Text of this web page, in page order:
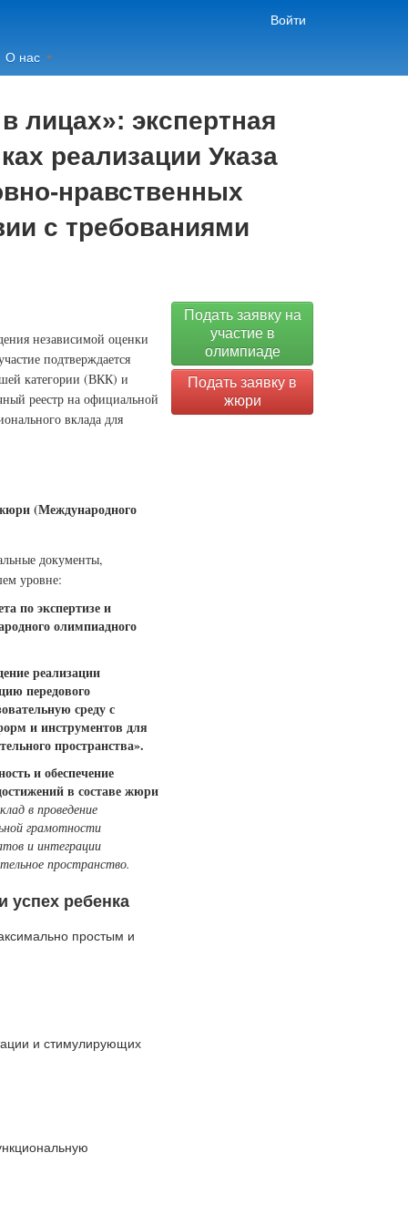
Войти
О нас
лицах»: экспертная
реализации Указа
нравственных
с требованиями
независимой оценки
подтверждается
категории (ВКК) и
реестр на официальной
вклада для
(Международного
документы,
уровне:
по экспертизе и
олимпиадного
реализации
передового
среду с
и инструментов для
пространства».
и обеспечение
в составе жюри
в проведение
грамотности
и интеграции
пространство.
успех ребенка
простым и
и стимулирующих
Подать заявку на
участие в
олимпиаде
Подать заявку в
жюри